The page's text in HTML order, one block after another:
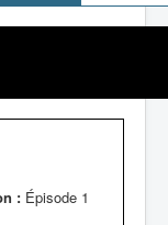
: Épisode 1